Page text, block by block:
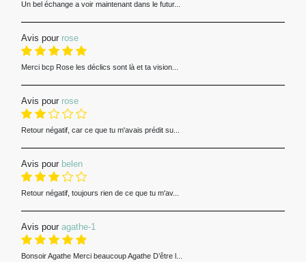
Un bel échange a voir maintenant dans le futur...
Avis pour rose
Merci bcp Rose les déclics sont là et ta vision...
Avis pour rose
Retour négatif, car ce que tu m'avais prédit su...
Avis pour belen
Retour négatif, toujours rien de ce que tu m'av...
Avis pour agathe-1
Bonsoir Agathe Merci beaucoup Agathe D’être l...